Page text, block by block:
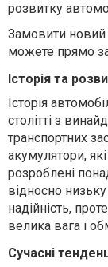
розвитку
Замовити
можете прямо
Історія та
Історія
столітті з
транспортних
акумулятори,
розроблені
відносно
надійність,
велика вага і
Сучасні